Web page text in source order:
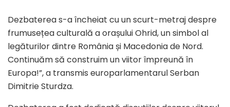
Dezbaterea s-a încheiat cu un scurt-metraj despre
frumusețea culturală a orașului Ohrid, un simbol al
legăturilor dintre România și Macedonia de Nord.
Continuăm să construim un viitor împreună în
Europa!”, a transmis europarlamentarul Serban
Dimitrie Sturdza.